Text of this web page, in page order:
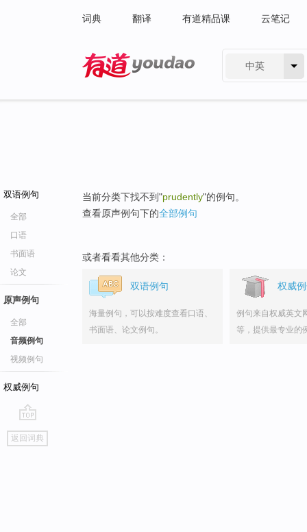
词典 翻译 有道精品课 云笔记
中英
双语例句
全部
口语
书面语
论文
原声例句
全部
音频例句
视频例句
权威例句
go
top
返回词典
当前分类下找不到"prudently"的例句。
查看原声例句下的全部例句
或者看看其他分类：
双语例句
海量例句，可以按难度查看口语、
书面语、论文例句。
权威
例句来自权威英文
等，提供最专业的